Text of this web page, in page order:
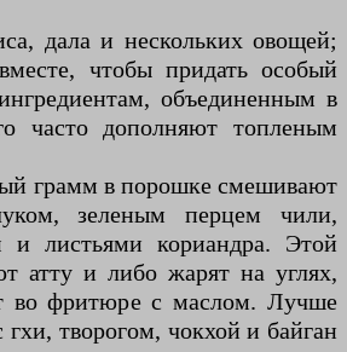
дала и нескольких овощей;
чтобы придать особый
объединенным в
часто дополняют топленым
грамм в порошке смешивают
зеленым перцем чили,
листьями кориандра. Этой
атту и либо жарят на углях,
во фритюре с маслом. Лучше
гхи, творогом, чокхой и байган